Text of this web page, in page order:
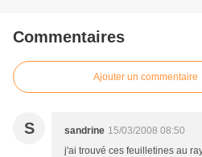
Commentaires
Ajouter un commentaire
S sandrine 15/03/2008 08:50
j'ai trouvé ces feuilletines au